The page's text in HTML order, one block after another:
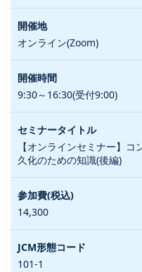
オンライン(Zoom)
9:30～16:30(受付9:00)
【オンラインセミナー】
久化のための知識(後編)
14,300
101-1